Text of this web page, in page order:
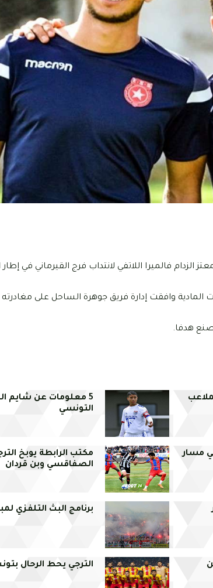
فالميرا اللاتفي لانتداب فرج القيرماني في
وافقت إدارة فريق جوهرة الساحل على مغادرته
هدفا.
5 معلومات عن شايم
التونسي
مسار
مكتب الرابطة يوبخ
الصفاقسي وبن قردان
برنامج البث التلفزي
الترجي يحط الرحال